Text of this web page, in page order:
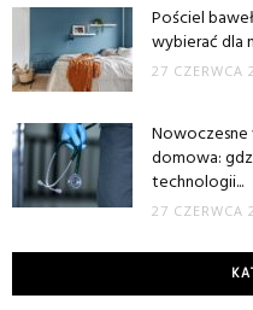
Pościel
wybierać dla
27 CZERWCA
domowa:
technologii...
27 CZERWCA